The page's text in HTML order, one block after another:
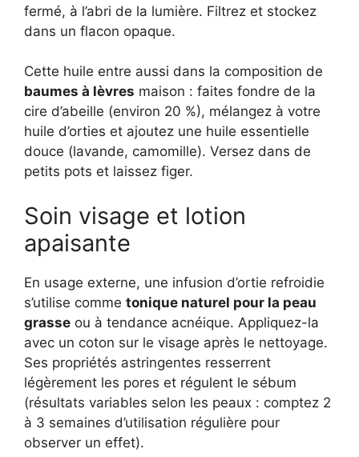
fermé, à l’abri de la lumière. Filtrez et stockez
dans un flacon opaque.
Cette huile entre aussi dans la composition de
baumes à lèvres maison : faites fondre de la
cire d’abeille (environ 20 %), mélangez à votre
huile d’orties et ajoutez une huile essentielle
douce (lavande, camomille). Versez dans de
petits pots et laissez figer.
Soin visage et lotion
apaisante
En usage externe, une infusion d’ortie refroidie
s’utilise comme tonique naturel pour la peau
grasse ou à tendance acnéique. Appliquez-la
avec un coton sur le visage après le nettoyage.
Ses propriétés astringentes resserrent
légèrement les pores et régulent le sébum
(résultats variables selon les peaux : comptez 2
à 3 semaines d’utilisation régulière pour
observer un effet).